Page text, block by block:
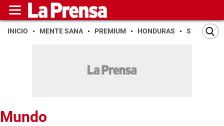
INICIO MENTE SANA PREMIUM HONDURAS SAN PEDRO
Mundo